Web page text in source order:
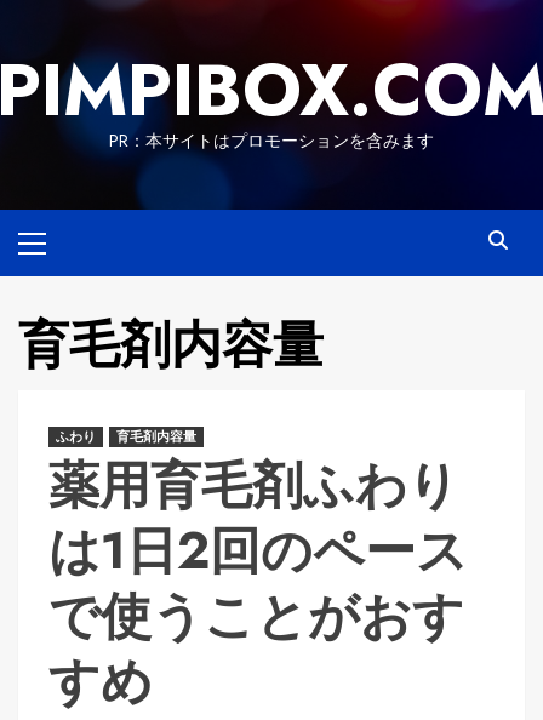
content
PR：本サイトはプロモーションを含みます
Menu
育毛剤内容量
ふわり 育毛剤内容量
薬用育毛剤ふわり
は1日2回のペース
で使うことがおす
すめ